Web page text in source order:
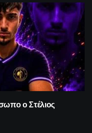
ο Στέλιος